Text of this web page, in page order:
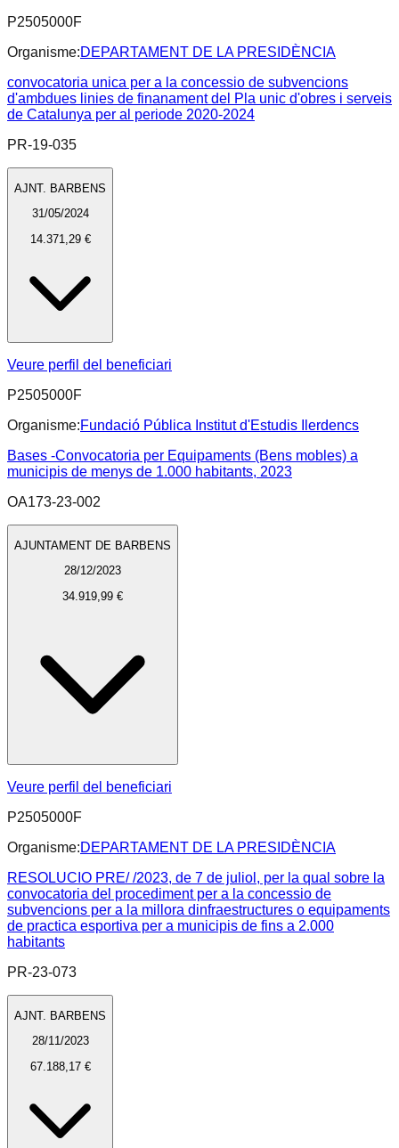
P2505000F
Organisme:DEPARTAMENT DE LA PRESIDÈNCIA
convocatoria unica per a la concessio de subvencions
d'ambdues linies de finanament del Pla unic d'obres i serveis
de Catalunya per al periode 2020-2024
PR-19-035
AJNT. BARBENS
31/05/2024
14.371,29 €
Veure perfil del beneficiari
P2505000F
Organisme:Fundació Pública Institut d'Estudis Ilerdencs
Bases -Convocatoria per Equipaments (Bens mobles) a
municipis de menys de 1.000 habitants, 2023
OA173-23-002
AJUNTAMENT DE BARBENS
28/12/2023
34.919,99 €
Veure perfil del beneficiari
P2505000F
Organisme:DEPARTAMENT DE LA PRESIDÈNCIA
RESOLUCIO PRE/ /2023, de 7 de juliol, per la qual sobre la
convocatoria del procediment per a la concessio de
subvencions per a la millora dinfraestructures o equipaments
de practica esportiva per a municipis de fins a 2.000
habitants
PR-23-073
AJNT. BARBENS
28/11/2023
67.188,17 €